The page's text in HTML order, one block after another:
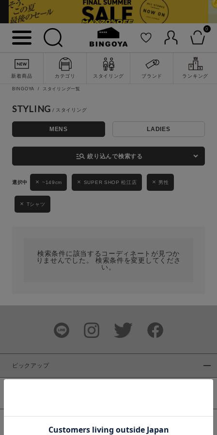
0
新着商品 カテゴリ スタイリング ブランド ランキング
詳細検索
キーワード
性別
MENS LADIES KIDS
ブランド
BINGOYA スタイリング一覧
STYLING
MENS LADIES
manage_search 絞り込んで検索する
~149cm SUPER SHOP 松江店 男性
Tシャツ
検索条件に該当するコーディネートが見つか
りませんでした。 検索条件を変更してくださ
い。
ピックアップ